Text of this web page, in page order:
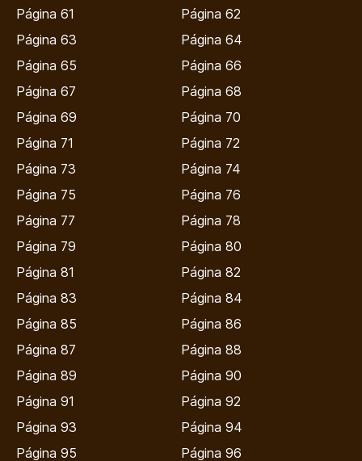
Página 61
Página 62
Página 63
Página 64
Página 65
Página 66
Página 67
Página 68
Página 69
Página 70
Página 71
Página 72
Página 73
Página 74
Página 75
Página 76
Página 77
Página 78
Página 79
Página 80
Página 81
Página 82
Página 83
Página 84
Página 85
Página 86
Página 87
Página 88
Página 89
Página 90
Página 91
Página 92
Página 93
Página 94
Página 95
Página 96